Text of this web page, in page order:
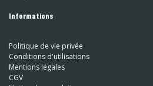
Informations
Politique de vie privée
Conditions d'utilisations
Mentions légales
CGV